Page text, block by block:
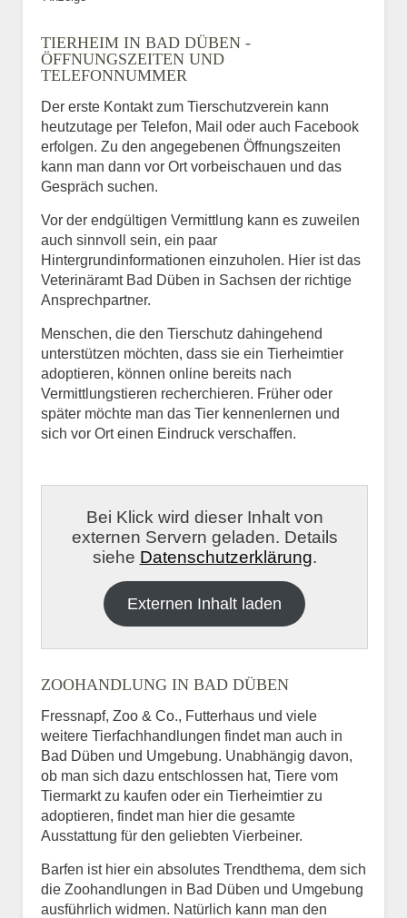
TIERHEIM IN BAD DÜBEN -
ÖFFNUNGSZEITEN UND
TELEFONNUMMER
Der erste Kontakt zum Tierschutzverein kann
heutzutage per Telefon, Mail oder auch Facebook
erfolgen. Zu den angegebenen Öffnungszeiten
kann man dann vor Ort vorbeischauen und das
Gespräch suchen.
Vor der endgültigen Vermittlung kann es zuweilen
auch sinnvoll sein, ein paar
Hintergrundinformationen einzuholen. Hier ist das
Veterinäramt Bad Düben in Sachsen der richtige
Ansprechpartner.
Menschen, die den Tierschutz dahingehend
unterstützen möchten, dass sie ein Tierheimtier
adoptieren, können online bereits nach
Vermittlungstieren recherchieren. Früher oder
später möchte man das Tier kennenlernen und
sich vor Ort einen Eindruck verschaffen.
Bei Klick wird dieser Inhalt von
externen Servern geladen. Details
siehe Datenschutzerklärung.
Externen Inhalt laden
ZOOHANDLUNG IN BAD DÜBEN
Fressnapf, Zoo & Co., Futterhaus und viele
weitere Tierfachhandlungen findet man auch in
Bad Düben und Umgebung. Unabhängig davon,
ob man sich dazu entschlossen hat, Tiere vom
Tiermarkt zu kaufen oder ein Tierheimtier zu
adoptieren, findet man hier die gesamte
Ausstattung für den geliebten Vierbeiner.
Barfen ist hier ein absolutes Trendthema, dem sich
die Zoohandlungen in Bad Düben und Umgebung
ausführlich widmen. Natürlich kann man den